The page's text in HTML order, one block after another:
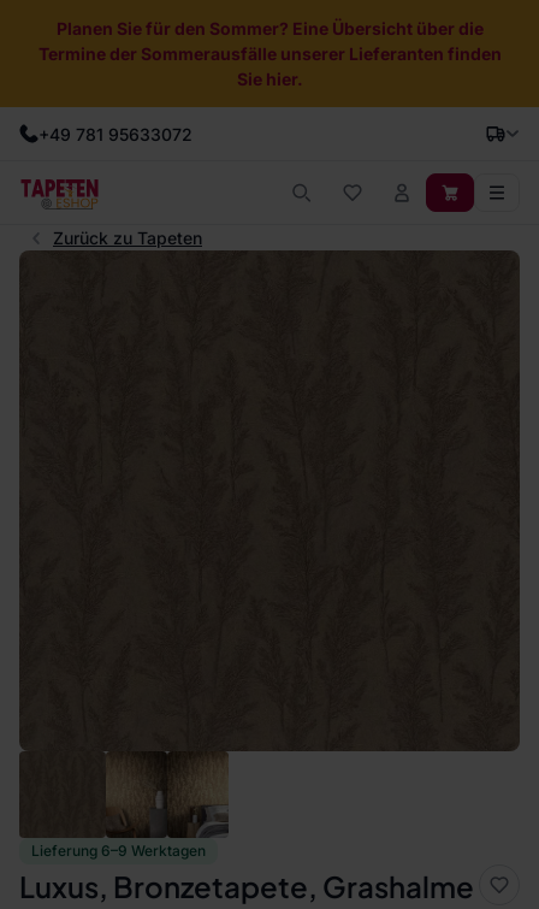
Planen Sie für den Sommer? Eine Übersicht über die
Termine der Sommerausfälle unserer Lieferanten finden
Sie hier.
+49 781 95633072
Zurück zu Tapeten
Lieferung 6–9 Werktagen
Luxus, Bronzetapete, Grashalme